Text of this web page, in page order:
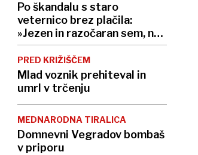
Po škandalu s staro
veternico brez plačila:
»Jezen in razočaran sem, nad
vsem«
PRED KRIŽIŠČEM
Mlad voznik prehiteval in
umrl v trčenju
MEDNARODNA TIRALICA
Domnevni Vegradov bombaš
v priporu